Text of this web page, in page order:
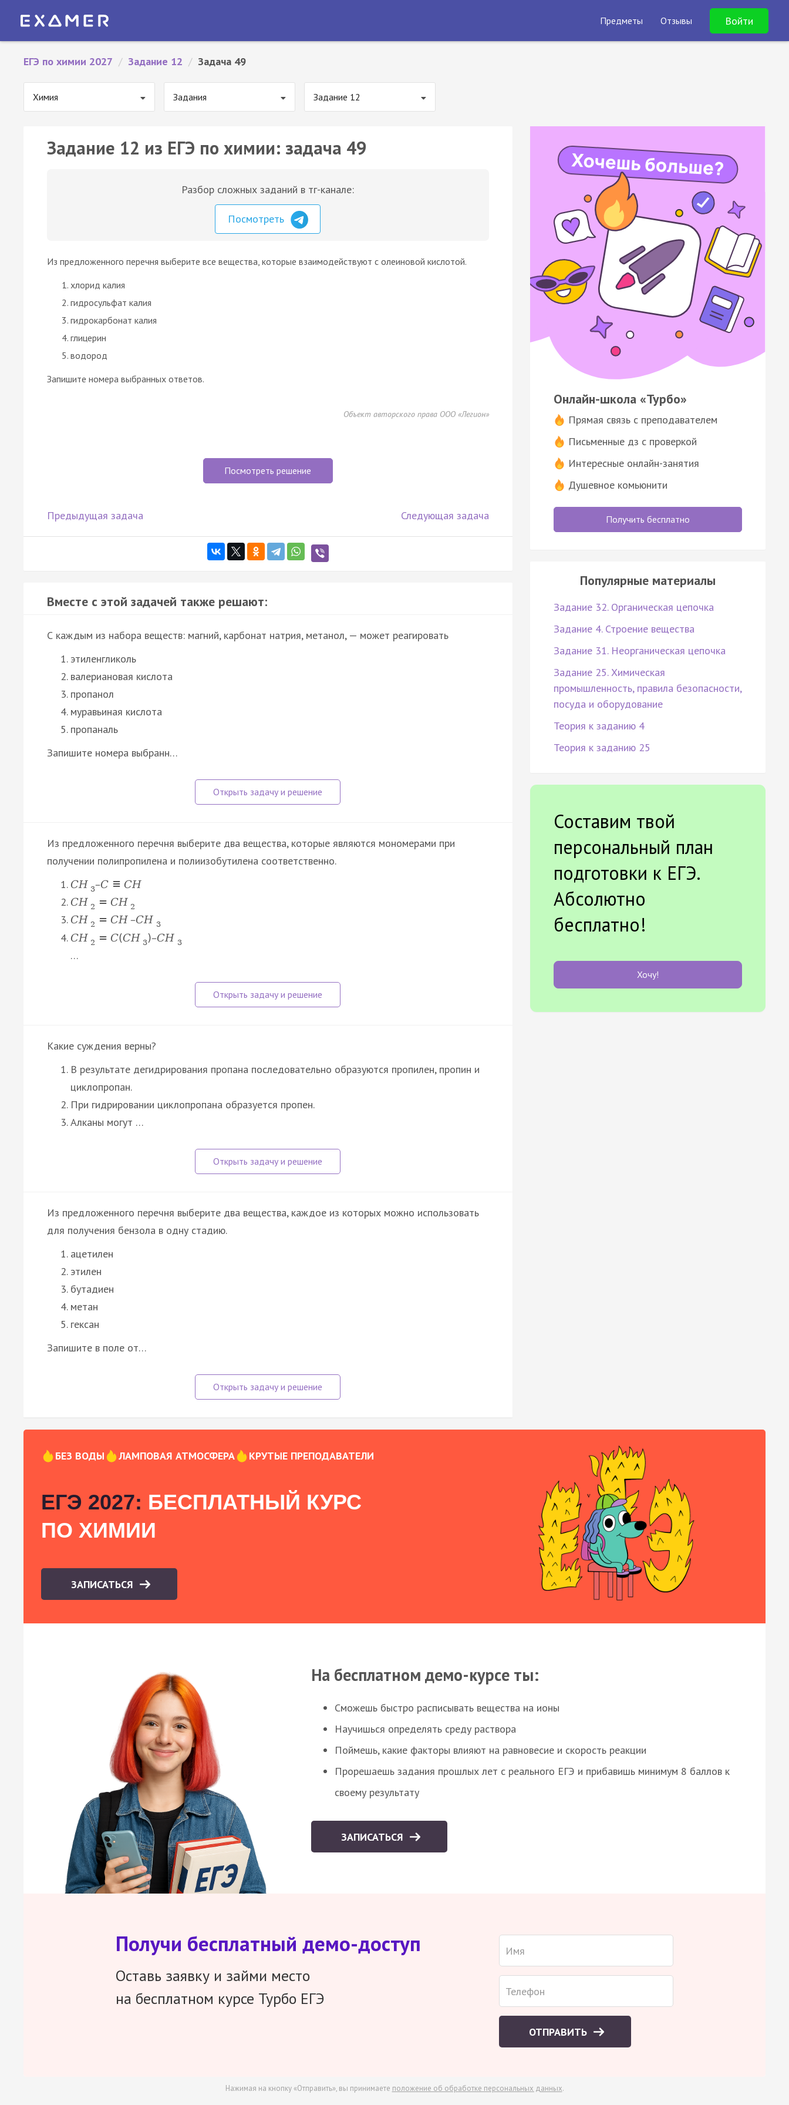
Предметы Отзывы Войти
ЕГЭ по химии 2027 / Задание 12 / Задача 49
Химия Задания Задание 12
Задание 12 из ЕГЭ по химии: задача 49
Разбор сложных заданий в тг-канале:
Посмотреть
Из предложенного перечня выберите все вещества, которые взаимодействуют с олеиновой кислотой.
хлорид калия
гидросульфат калия
гидрокарбонат калия
глицерин
водород
Запишите номера выбранных ответов.
Объект авторского права ООО «Легион»
Посмотреть решение
Предыдущая задача Следующая задача
Вместе с этой задачей также решают:
С каждым из набора веществ: магний, карбонат натрия, метанол, — может реагировать
этиленгликоль
валериановая кислота
пропанол
муравьиная кислота
пропаналь
Запишите номера выбранн…
Из предложенного перечня выберите два вещества, которые являются мономерами при
получении полипропилена и полиизобутилена соответственно.
CH 3–C ≡ CH
CH 2 = CH 2
CH 2 = CH –CH 3
CH 2 = C(CH 3)–CH 3
…
Какие суждения верны?
В результате дегидрирования пропана последовательно образуются пропилен, пропин и
циклопропан.
При гидрировании циклопропана образуется пропен.
Алканы могут …
Из предложенного перечня выберите два вещества, каждое из которых можно использовать
для получения бензола в одну стадию.
ацетилен
этилен
бутадиен
метан
гексан
Запишите в поле от…
Онлайн-школа «Турбо»
Прямая связь с преподавателем
Письменные дз с проверкой
Интересные онлайн-занятия
Душевное комьюнити
Получить бесплатно
Популярные материалы
Задание 32. Органическая цепочка
Задание 4. Строение вещества
Задание 31. Неорганическая цепочка
Задание 25. Химическая
промышленность, правила безопасности,
посуда и оборудование
Теория к заданию 4
Теория к заданию 25
Составим твой
персональный план
подготовки к ЕГЭ.
Абсолютно
бесплатно!
Хочу!
БЕЗ ВОДЫ ЛАМПОВАЯ АТМОСФЕРА КРУТЫЕ ПРЕПОДАВАТЕЛИ
ЕГЭ 2027: БЕСПЛАТНЫЙ КУРС
ПО ХИМИИ
ЗАПИСАТЬСЯ
На бесплатном демо-курсе ты:
Сможешь быстро расписывать вещества на ионы
Научишься определять среду раствора
Поймешь, какие факторы влияют на равновесие и скорость реакции
Прорешаешь задания прошлых лет с реального ЕГЭ и прибавишь минимум 8 баллов к
своему результату
ЗАПИСАТЬСЯ
Получи бесплатный демо-доступ
Оставь заявку и займи место
на бесплатном курсе Турбо ЕГЭ
ОТПРАВИТЬ
Нажимая на кнопку «Отправить», вы принимаете положение об обработке персональных данных.